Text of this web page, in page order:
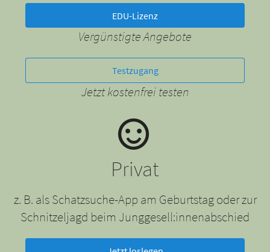
EDU-Lizenz
Vergünstigte Angebote
Testzugang
Jetzt kostenfrei testen
Privat
z. B. als Schatzsuche-App am Geburtstag oder zur
Schnitzeljagd beim Junggesell:innenabschied